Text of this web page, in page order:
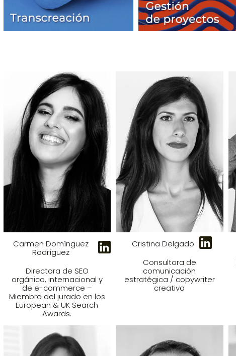
Carmen Domínguez
Rodríguez
Directora de SEO
orgánico, internacional y
de e-commerce –
Miembro del jurado en los
European & UK Search
Awards.
Cristina Delgado
Consultora de
comunicación
estratégica / copywriter
creativa